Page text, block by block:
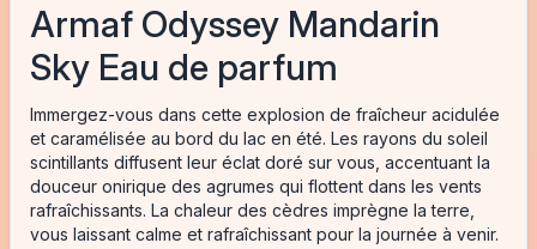
Armaf Odyssey Mandarin
Sky Eau de parfum
Immergez-vous dans cette explosion de fraîcheur acidulée
et caramélisée au bord du lac en été. Les rayons du soleil
scintillants diffusent leur éclat doré sur vous, accentuant la
douceur onirique des agrumes qui flottent dans les vents
rafraîchissants. La chaleur des cèdres imprègne la terre,
vous laissant calme et rafraîchissant pour la journée à venir.